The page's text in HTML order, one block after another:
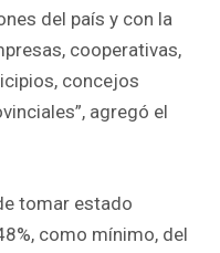
del país y con la
cooperativas,
concejos
agregó el
tomar estado
como mínimo, del